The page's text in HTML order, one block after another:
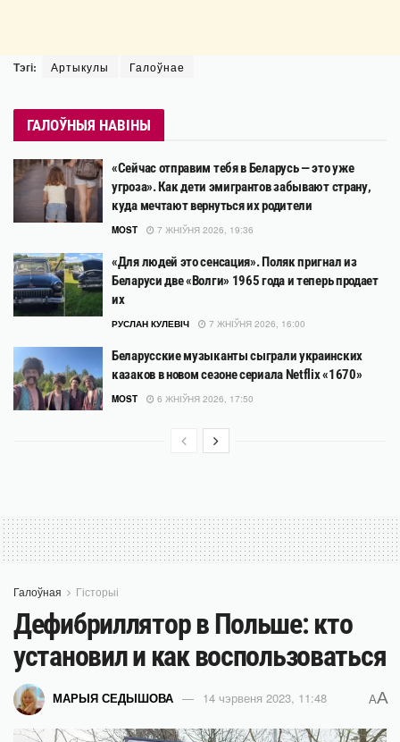
Тэгі: Артыкулы Галоўнае
ГАЛОЎНЫЯ НАВІНЫ
«Сейчас отправим тебя в Беларусь — это уже
угроза». Как дети эмигрантов забывают страну,
куда мечтают вернуться их родители
MOST 7 ЖНІЎНЯ 2026, 19:36
«Для людей это сенсация». Поляк пригнал из
Беларуси две «Волги» 1965 года и теперь продает
их
РУСЛАН КУЛЕВІЧ 7 ЖНІЎНЯ 2026, 16:00
Беларусские музыканты сыграли украинских
казаков в новом сезоне сериала Netflix «1670»
MOST 6 ЖНІЎНЯ 2026, 17:50
Галоўная Гісторыі
Дефибриллятор в Польше: кто
установил и как воспользоваться
МАРЫЯ СЕДЫШОВА 14 чэрвеня 2023, 11:48 AA